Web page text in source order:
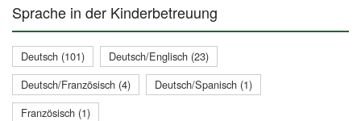
Sprache in der Kinderbetreuung
Deutsch (101)
Deutsch/Englisch (23)
Deutsch/Französisch (4)
Deutsch/Spanisch (1)
Französisch (1)